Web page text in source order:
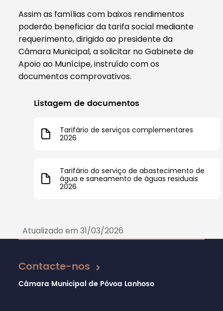
Assim as famílias com baixos rendimentos
poderão beneficiar da tarifa social mediante
requerimento, dirigido ao presidente da
Câmara Municipal, a solicitar no Gabinete de
Apoio ao Munícipe, instruído com os
documentos comprovativos.
Listagem de documentos
Tarifário de serviços complementares
2026
Tarifário do serviço de abastecimento de
água e saneamento de águas residuais
2026
Atualizado em 31/03/2026
Contacte-nos
Câmara Municipal de Póvoa Lanhoso